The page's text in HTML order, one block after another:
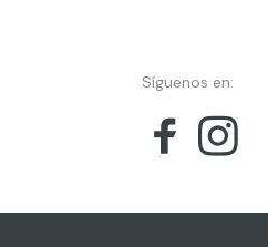
Síguenos en: